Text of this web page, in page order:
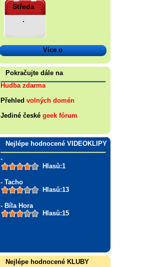
Středa
.
Více o
Pokračujte dále na
Hudba zdarma
Přehled volných domén
Jediné české geek fórum
Nejlépe hodnocené VIDEOKLIPY
-
Hlasů:1
- Tacho
Hlasů:13
- Bíla Hora
Hlasů:15
Nejlépe hodnocené KLUBY